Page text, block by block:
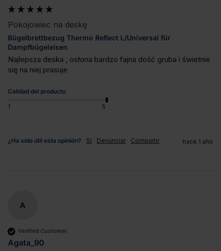
Pokojowiec na deskę
Bügelbrettbezug Thermo Reflect L/Universal für
Dampfbügeleisen
Najlepsza deska , osłona bardzo fajna dość gruba i świetnie
się na niej prasuje
Calidad del producto
1 5
¿Ha sido útil esta opinión? Sí Denunciar Compartir hace 1 año
A
Verified Customer
Agata_90